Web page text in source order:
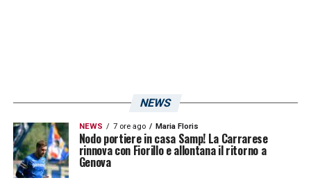
NEWS
NEWS 7 ore ago Maria Floris
Nodo portiere in casa Samp! La Carrarese
rinnova con Fiorillo e allontana il ritorno a
Genova